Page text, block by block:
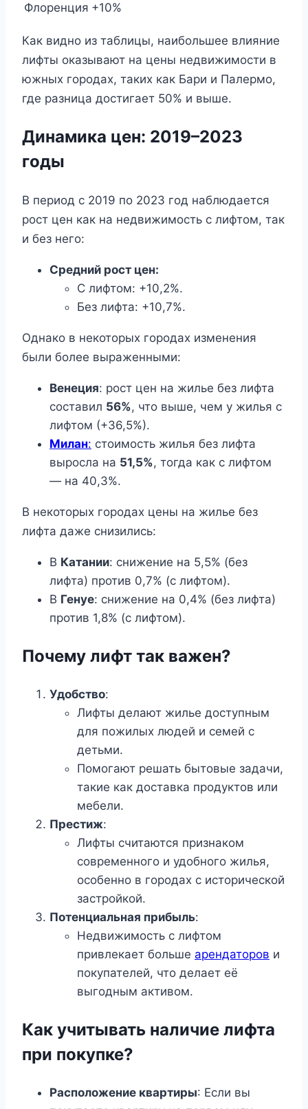
Флоренция +10%
Как видно из таблицы, наибольшее влияние
лифты оказывают на цены недвижимости в
южных городах, таких как Бари и Палермо,
где разница достигает 50% и выше.
Динамика цен: 2019–2023
годы
В период с 2019 по 2023 год наблюдается
рост цен как на недвижимость с лифтом, так
и без него:
Средний рост цен:
С лифтом: +10,2%.
Без лифта: +10,7%.
Однако в некоторых городах изменения
были более выраженными:
Венеция: рост цен на жилье без лифта
составил 56%, что выше, чем у жилья с
лифтом (+36,5%).
Милан: стоимость жилья без лифта
выросла на 51,5%, тогда как с лифтом
— на 40,3%.
В некоторых городах цены на жилье без
лифта даже снизились:
В Катании: снижение на 5,5% (без
лифта) против 0,7% (с лифтом).
В Генуе: снижение на 0,4% (без лифта)
против 1,8% (с лифтом).
Почему лифт так важен?
Удобство:
Лифты делают жилье доступным
для пожилых людей и семей с
детьми.
Помогают решать бытовые задачи,
такие как доставка продуктов или
мебели.
Престиж:
Лифты считаются признаком
современного и удобного жилья,
особенно в городах с исторической
застройкой.
Потенциальная прибыль:
Недвижимость с лифтом
привлекает больше арендаторов и
покупателей, что делает её
выгодным активом.
Как учитывать наличие лифта
при покупке?
Расположение квартиры: Если вы